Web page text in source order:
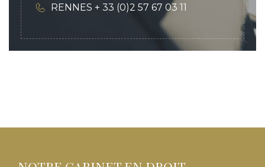
RENNES + 33 (0)2 57 67 03 11